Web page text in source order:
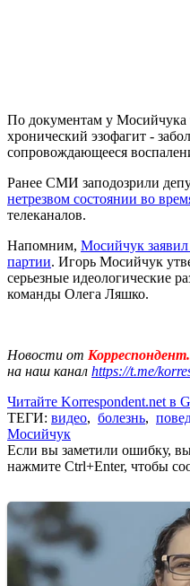
По документам у Мосийчука
хронический эзофагит -
сопровождающееся
Ранее СМИ заподозрили
нетрезвом состоянии во
телеканалов.
Напомним, Мосийчук
партии. Игорь Мосийчук
серьезные идеологические
команды Олега Ляшко.
Новости от
на наш канал https://t.me/
Читайте Korrespondent.net в
ТЕГИ: видео, болезнь,
Мосийчук
Если вы заметили ошибку,
нажмите Ctrl+Enter, чтобы